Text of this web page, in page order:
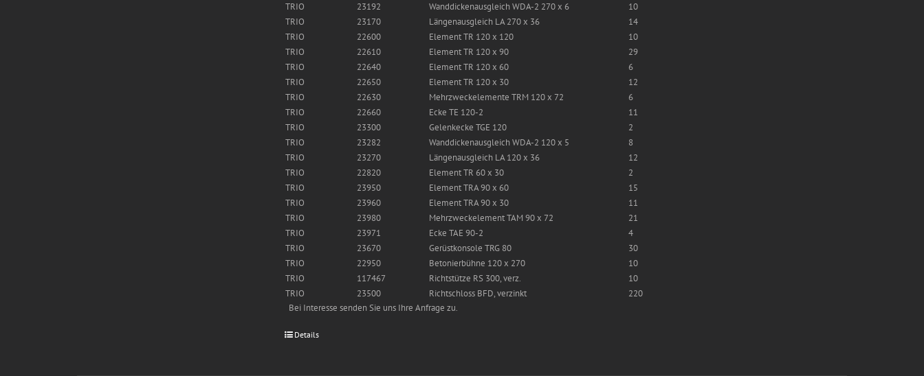
TRIO
23192 Wanddickenausgleich WDA-2 270 x 6
10
TRIO
23170 Längenausgleich LA 270 x 36
14
TRIO
22600 Element TR 120 x 120
10
TRIO
22610 Element TR 120 x 90
29
TRIO
22640 Element TR 120 x 60
6
TRIO
22650 Element TR 120 x 30
12
TRIO
22630 Mehrzweckelemente TRM 120 x 72
6
TRIO
22660 Ecke TE 120-2
11
TRIO
23300 Gelenkecke TGE 120
2
TRIO
23282 Wanddickenausgleich WDA-2 120 x 5
8
TRIO
23270 Längenausgleich LA 120 x 36
12
TRIO
22820 Element TR 60 x 30
2
TRIO
23950 Element TRA 90 x 60
15
TRIO
23960 Element TRA 90 x 30
11
TRIO
23980 Mehrzweckelement TAM 90 x 72
21
TRIO
23971 Ecke TAE 90-2
4
TRIO
23670 Gerüstkonsole TRG 80
30
TRIO
22950 Betonierbühne 120 x 270
10
TRIO
117467 Richtstütze RS 300, verz.
10
TRIO
23500 Richtschloss BFD, verzinkt
220
Bei Interesse senden Sie uns Ihre Anfrage zu.
Details